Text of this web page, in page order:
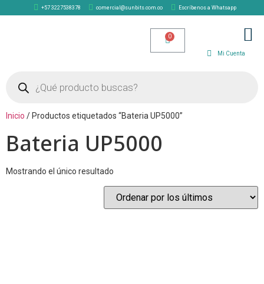
+57 3227538378 comercial@sunbits.com.co Escríbenos a Whatsapp
Mi Cuenta
Inicio / Productos etiquetados “Bateria UP5000”
Bateria UP5000
Mostrando el único resultado